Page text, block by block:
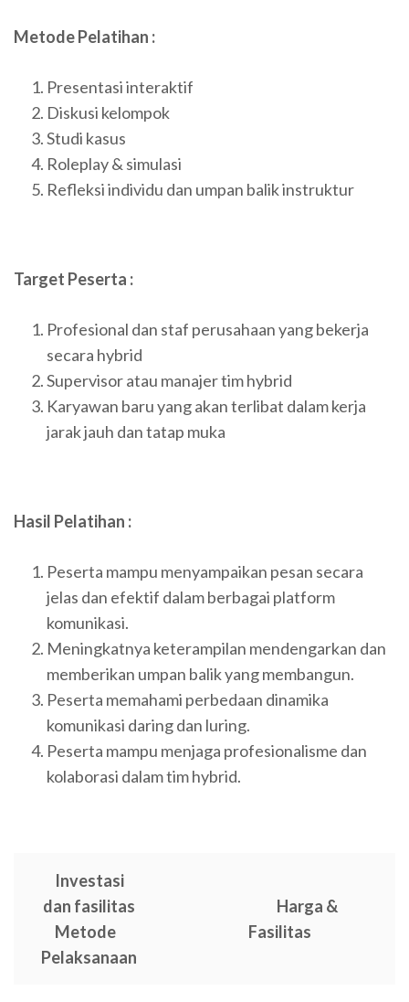
Metode Pelatihan :
Presentasi interaktif
Diskusi kelompok
Studi kasus
Roleplay & simulasi
Refleksi individu dan umpan balik instruktur
Target Peserta :
Profesional dan staf perusahaan yang bekerja
secara hybrid
Supervisor atau manajer tim hybrid
Karyawan baru yang akan terlibat dalam kerja
jarak jauh dan tatap muka
Hasil Pelatihan :
Peserta mampu menyampaikan pesan secara
jelas dan efektif dalam berbagai platform
komunikasi.
Meningkatnya keterampilan mendengarkan dan
memberikan umpan balik yang membangun.
Peserta memahami perbedaan dinamika
komunikasi daring dan luring.
Peserta mampu menjaga profesionalisme dan
kolaborasi dalam tim hybrid.
Investasi
dan fasilitas
Metode
Pelaksanaan
Harga &
Fasilitas